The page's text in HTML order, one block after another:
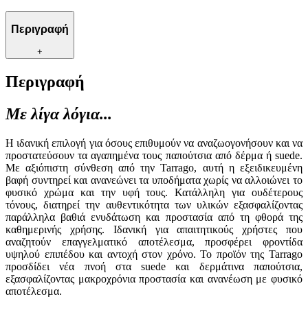
Περιγραφή
+
Περιγραφή
Με λίγα λόγια...
Η ιδανική επιλογή για όσους επιθυμούν να αναζωογονήσουν και να
προστατεύσουν τα αγαπημένα τους παπούτσια από δέρμα ή suede.
Με αξιόπιστη σύνθεση από την Tarrago, αυτή η εξειδικευμένη
βαφή συντηρεί και ανανεώνει τα υποδήματα χωρίς να αλλοιώνει το
φυσικό χρώμα και την υφή τους. Κατάλληλη για ουδέτερους
τόνους, διατηρεί την αυθεντικότητα των υλικών εξασφαλίζοντας
παράλληλα βαθιά ενυδάτωση και προστασία από τη φθορά της
καθημερινής χρήσης. Ιδανική για απαιτητικούς χρήστες που
αναζητούν επαγγελματικό αποτέλεσμα, προσφέρει φροντίδα
υψηλού επιπέδου και αντοχή στον χρόνο. Το προϊόν της Tarrago
προσδίδει νέα πνοή στα suede και δερμάτινα παπούτσια,
εξασφαλίζοντας μακροχρόνια προστασία και ανανέωση με φυσικό
αποτέλεσμα.